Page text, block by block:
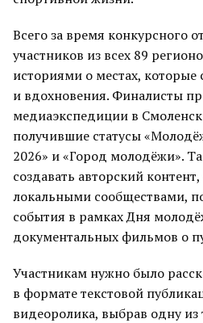
Всего за время конкурсного
участников из всех 89
историями о местах,
и вдохновения. Финалисты
медиаэкспедиции в
получившие статусы
2026» и «Город молодёжи».
создавать авторский
локальными сообществами,
события в рамках Дня
документальных фильмов о
Участникам нужно было
в формате текстовой
видеоролика, выбрав одну из